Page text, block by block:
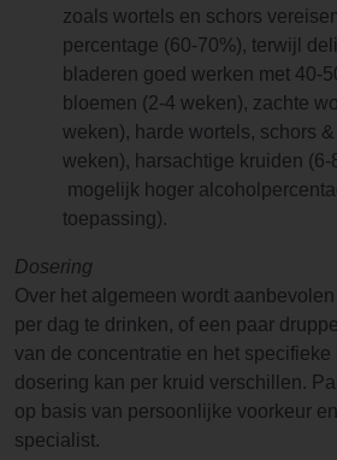
zoals wortels en schors
percentage (60-70%), terwijl
bladeren goed werken met 40-
bloemen (2-4 weken), zachte
weken), harde wortels, schors
weken), harsachtige kruiden (6-
mogelijk hoger
toepassing).
Dosering
Over het algemeen wordt
per dag te drinken, of een paar
van de concentratie en het
dosering kan per kruid verschillen.
op basis van persoonlijke voorkeur
specialist.